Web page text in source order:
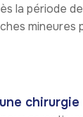
la période